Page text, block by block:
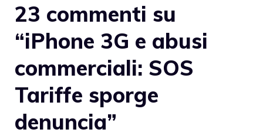
23 commenti su
“iPhone 3G e abusi
commerciali: SOS
Tariffe sporge
denuncia”